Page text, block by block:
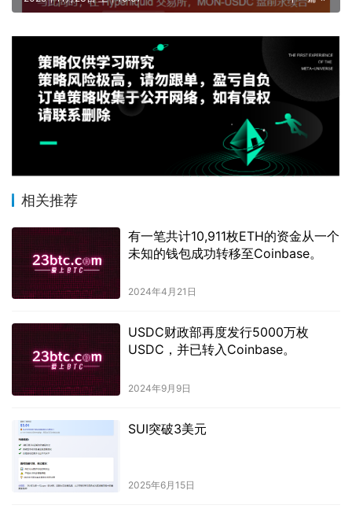
相关推荐
有一笔共计10,911枚ETH的资金从一个
未知的钱包成功转移至Coinbase。
2024年4月21日
USDC财政部再度发行5000万枚
USDC，并已转入Coinbase。
2024年9月9日
SUI突破3美元
2025年6月15日